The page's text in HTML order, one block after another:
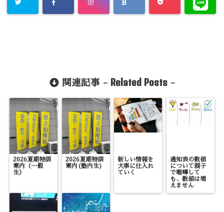
関連記事 - Related Posts-
2026夏期特訓
案内（一般
生）
2026夏期特訓
案内(塾内生)
新しい情報を
大事に仕入れ
ていく
通知表の数値
について親子
で喧嘩して
も、数値は増
えません